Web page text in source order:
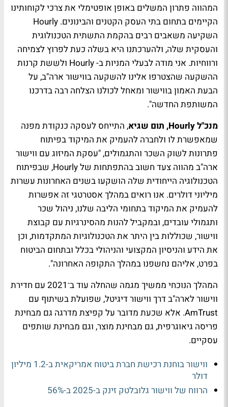
המהווה פתרון המשלים באופן אופטימלי את צרכי לקוחותינו
הקיימים בתחום בתי העסק הקטנים והבינונים. Hourly
השקיעה משאבים רבים בהקמת התשתית הטכנולוגית
והעסקית שלה, ולהערכתנו היא בשלה כעת לפרוץ לצמיחה
ורווחיות. אני מודה לבעלי המניות ב- Hourly ולששת קרנות
ההשקעה שהצטרפו אלינו להשקעה בווישור ארה"ב, על
הבעת האמון בווישור ומאחל לכולנו הצלחה רבה בדרכנו
המשותפת החדשה".
מנכ"ל Hourly, תום שגיא
, התייחס לעסקה כנקודת מפנה
שמאפשרת לו ולחברה להעמיק את המיקוד בפיתוח
פתרונות לשוק השכר והתגמולים, "עסקת המיזוג עם ווישור
ארה"ב מהווה צעד חשוב בהתפתחות של Hourly, שבפיתוח
הטכנולוגיה הייחודית שלה הושקעו בשנים האחרונות עשרות
מיליוני דולרים. אנו רואים במהלך אסטרטגי זה אפשרות
להעמיק את המיקוד בתחומי הליבה שלנו, ניהול שכר
ותגמולי עובדים, ובמקביל להנות מהסינרגיות עם קבוצת
ווישור, שכוללות בין היתר את הטכנולוגיות המתקדמות, וכן
את הידע והניסיון המקצועי והניהולי בכלל ובתחום הביטוח
בפרט, אליהם נחשפנו במהלך התקופה האחרונה".
המהלך הנוכחי ממשיך מגמה שהחלה עוד ב־2021 עם חדירת
ווישור לארה"ב דרך ווישור דיגיטל, שפועלת בשיתוף עם
AmTrust. אלא שכעת מדובר על קפיצת מדרגה גם מבחינת
פריסה גיאוגרפית, גם מבחינת מוצר, וגם מבחינת שותפים
עסקיים.
ווישור בוחנת רכישת חברת ביטוח אמריקאית ב-1.2 מיליון
דולר
הרווח של ווישור גלובלטק זינק ב-2025 ב-56%